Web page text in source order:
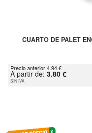
CUARTO DE PALET
Precio anterior 4.94 €
A partir de: 3.80 €
SIN IVA